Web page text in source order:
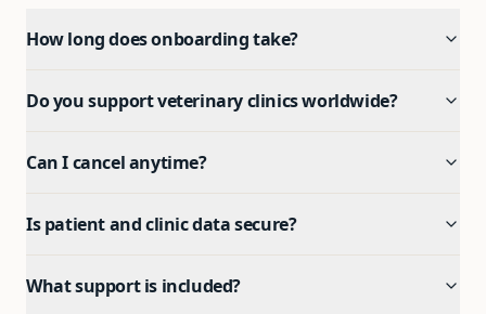
How long does onboarding take?
Do you support veterinary clinics worldwide?
Can I cancel anytime?
Is patient and clinic data secure?
What support is included?